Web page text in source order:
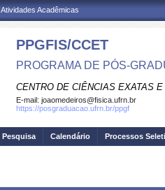
Acadêmicas
PPGFIS/CCET
PROGRAMA DE PÓS-
CENTRO DE CIÊNCIAS EXATAS
E-mail: joaomedeiros@fisica.ufrn.br
https://posgraduacao.ufrn.br/ppgf
Pesquisa Calendário Processos